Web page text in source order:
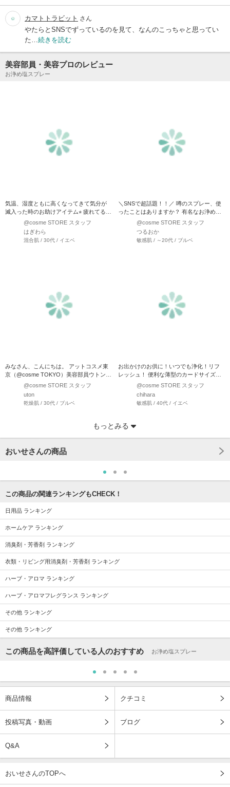
カマトトラビット さん
やたらとSNSでずっているのを見て、なんのこっちゃと思ってい
た… 続きを読む
美容部員・美容プロのレビュー
お浄め塩スプレー
気温、湿度ともに高くなってきて気分が
滅入った時のお助けアイテム⭐︎ 疲れてる時
に空間に吹きかけた…
@cosme STORE スタッフ
はぎわら
混合肌 / 30代 / イエベ
＼SNSで超話題！！／ 噂のスプレー、使
ったことはありますか？ 有名なお浄め塩
スプレー以外にあと3…
@cosme STORE スタッフ
つるおか
敏感肌 / ～20代 / ブルベ
みなさん、こんにちは。 アットコスメ東
京（@cosme TOKYO）美容部員ウトンで
@cosme STORE スタッフ
uton
乾燥肌 / 30代 / ブルベ
お出かけのお供に！いつでも浄化！リフ
レッシュ！ 便利な薄型のカードサイズ！
ポーチにもスッと入って…
@cosme STORE スタッフ
chihara
敏感肌 / 40代 / イエベ
@cosme STORE スタッフ
混合肌 / 40代 / ブルベ
@cosme STORE スタッフ
敏感肌 / 30代 / イエベ
もっとみる
おいせさんの商品
この商品の関連ランキングもCHECK！
日用品 ランキング
ホームケア ランキング
消臭剤・芳香剤 ランキング
衣類・リビング用消臭剤・芳香剤 ランキング
ハーブ・アロマ ランキング
ハーブ・アロマフレグランス ランキング
その他 ランキング
その他 ランキング
この商品を高評価している人のおすすめ お浄め塩スプレー
商品情報 クチコミ
投稿写真・動画 ブログ
Q&A
おいせさんのTOPへ